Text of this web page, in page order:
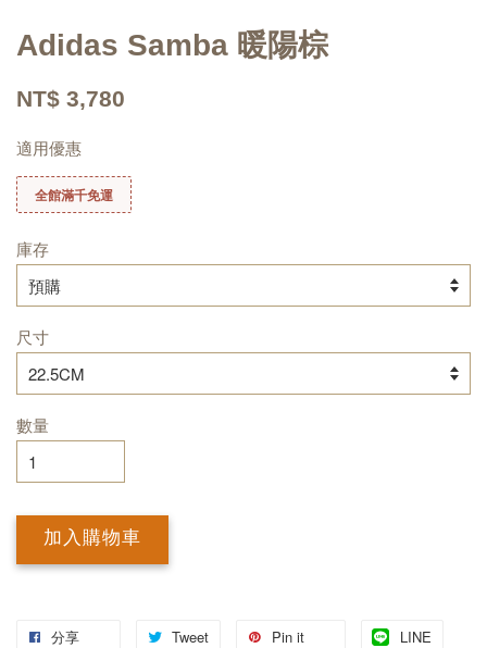
Adidas Samba 暖陽棕
NT$ 3,780
適用優惠
全館滿千免運
庫存
尺寸
數量
加入購物車
分享 Tweet Pin it LINE